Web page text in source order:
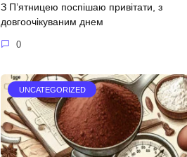
З П’ятницею поспішаю привітати, з
довгоочікуваним днем
0
UNCATEGORIZED